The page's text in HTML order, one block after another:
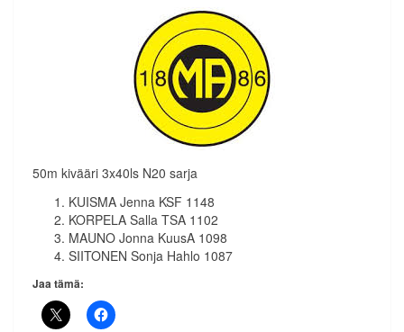
JENNA
KUISMA
YLIVOIMAINEN
50m kivääri 3x40ls N20 sarja
KUISMA Jenna KSF 1148
KORPELA Salla TSA 1102
MAUNO Jonna KuusA 1098
SIITONEN Sonja Hahlo 1087
Jaa tämä: